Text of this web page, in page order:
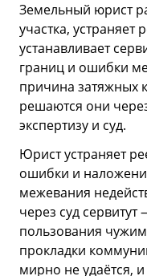
Земельный юрист
участка,
устанавливает
границ и ошибки
причина затяжных
решаются они
экспертизу и суд.
Юрист устраняет
ошибки и
межевания
через суд
пользования
прокладки
мирно не удаётся,